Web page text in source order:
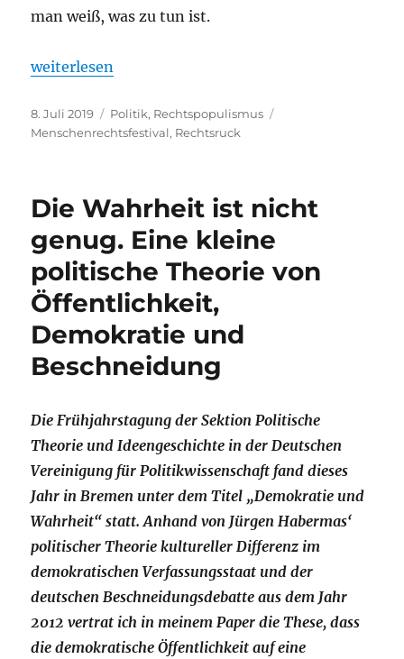
man weiß, was zu tun ist.
„In einer von extremer Ungleichheit geprägten
weiterlesen
Veröffentlicht
am
8. Juli 2019 Kategorien
Politik, Rechtspopulismus
Menschenrechtsfestival, Rechtsruck
Die Wahrheit ist nicht
genug. Eine kleine
politische Theorie von
Öffentlichkeit,
Demokratie und
Beschneidung
Die Frühjahrstagung der Sektion Politische
Theorie und Ideengeschichte in der Deutschen
Vereinigung für Politikwissenschaft fand dieses
Jahr in Bremen unter dem Titel „Demokratie und
Wahrheit“ statt. Anhand von Jürgen Habermas‘
politischer Theorie kultureller Differenz im
demokratischen Verfassungsstaat und der
deutschen Beschneidungsdebatte aus dem Jahr
2012 vertrat ich in meinem Paper die These, dass
die demokratische Öffentlichkeit auf eine